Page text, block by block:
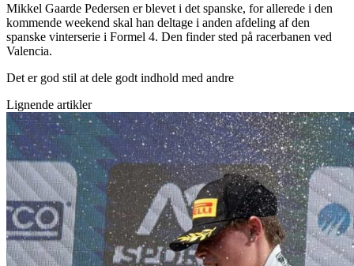
Mikkel Gaarde Pedersen er blevet i det spanske, for allerede i den
kommende weekend skal han deltage i anden afdeling af den
spanske vinterserie i Formel 4. Den finder sted på racerbanen ved
Valencia.
Det er god stil at dele godt indhold med andre
Lignende artikler